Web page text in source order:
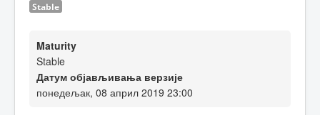
Stable
Maturity
Stable
Датум објављивања верзије
понедељак, 08 април 2019 23:00